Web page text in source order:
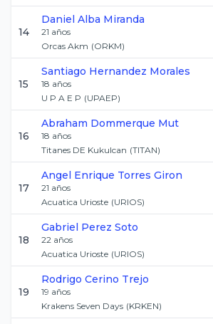
14
Daniel Alba Miranda
21 años
Orcas Akm (ORKM)
15
Santiago Hernandez Morales
18 años
U P A E P (UPAEP)
16
Abraham Dommerque Mut
18 años
Titanes DE Kukulcan (TITAN)
17
Angel Enrique Torres Giron
21 años
Acuatica Urioste (URIOS)
18
Gabriel Perez Soto
22 años
Acuatica Urioste (URIOS)
19
Rodrigo Cerino Trejo
19 años
Krakens Seven Days (KRKEN)